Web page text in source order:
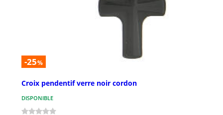
-25%
Croix pendentif verre noir cordon
DISPONIBLE